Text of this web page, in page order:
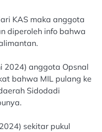
KAS maka anggota
diperoleh info bahwa
2024) anggota Opsnal
bahwa MIL pulang ke
Sidodadi
sekitar pukul